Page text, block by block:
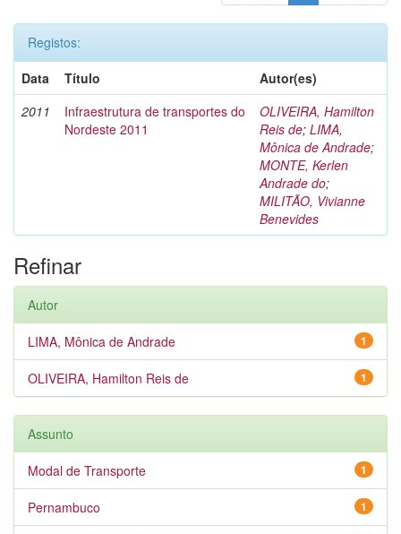
Registos:
Data
Título
Autor(es)
2011
Infraestrutura de transportes do
Nordeste 2011
OLIVEIRA, Hamilton
Reis de; LIMA,
Mônica de Andrade;
MONTE, Kerlen
Andrade do;
MILITÃO, Vivianne
Benevides
Refinar
Autor
1
LIMA, Mônica de Andrade
1
OLIVEIRA, Hamilton Reis de
Assunto
1
Modal de Transporte
1
Pernambuco